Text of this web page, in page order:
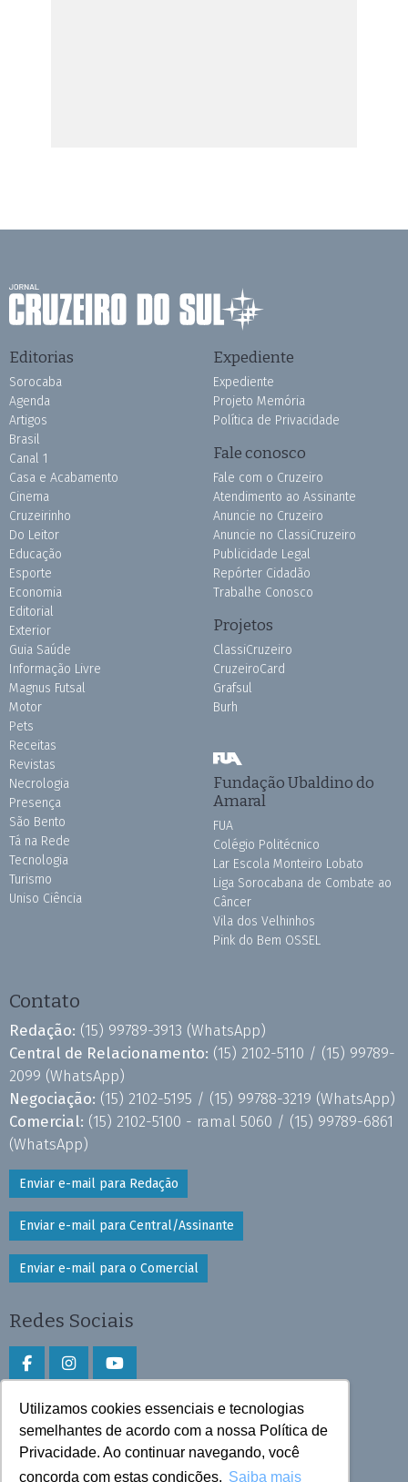
Utilizamos cookies essenciais e tecnologias
semelhantes de acordo com a nossa Política de
Privacidade. Ao continuar navegando, você
concorda com estas condições. Saiba mais
Editorias
Sorocaba
Agenda
Artigos
Brasil
Canal 1
Casa e Acabamento
Cinema
Cruzeirinho
Do Leitor
Educação
Esporte
Economia
Editorial
Exterior
Guia Saúde
Informação Livre
Magnus Futsal
Motor
Pets
Receitas
Revistas
Necrologia
Presença
São Bento
Tá na Rede
Tecnologia
Turismo
Uniso Ciência
Expediente
Expediente
Projeto Memória
Política de Privacidade
Fale conosco
Fale com o Cruzeiro
Atendimento ao Assinante
Anuncie no Cruzeiro
Anuncie no ClassiCruzeiro
Publicidade Legal
Repórter Cidadão
Trabalhe Conosco
Projetos
ClassiCruzeiro
CruzeiroCard
Grafsul
Burh
Fundação Ubaldino do
Amaral
FUA
Colégio Politécnico
Lar Escola Monteiro Lobato
Liga Sorocabana de Combate ao
Câncer
Vila dos Velhinhos
Pink do Bem OSSEL
Contato
Redação: (15) 99789-3913 (WhatsApp)
Central de Relacionamento: (15) 2102-5110 / (15) 99789-
2099 (WhatsApp)
Negociação: (15) 2102-5195 / (15) 99788-3219 (WhatsApp)
Comercial: (15) 2102-5100 - ramal 5060 / (15) 99789-6861
(WhatsApp)
Enviar e-mail para Redação
Enviar e-mail para Central/Assinante
Enviar e-mail para o Comercial
Redes Sociais
Faça download do aplicativo
Play Store e App Store